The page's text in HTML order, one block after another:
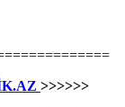
>>>>>>